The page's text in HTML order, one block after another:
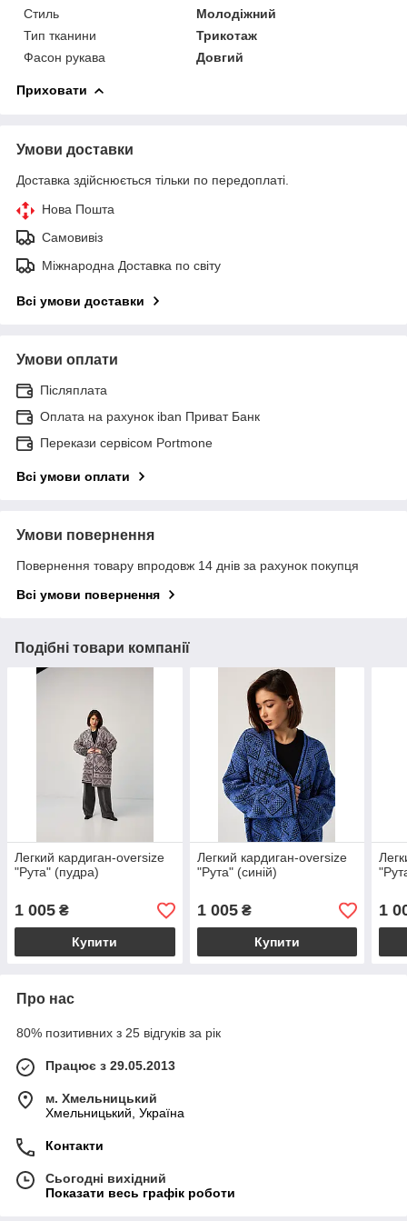
Стиль
Молодіжний
Тип тканини
Трикотаж
Фасон рукава
Довгий
Приховати
Умови доставки
Доставка здійснюється тільки по передоплаті.
Нова Пошта
Самовивіз
Міжнародна Доставка по світу
Всі умови доставки
Умови оплати
Післяплата
Оплата на рахунок iban Приват Банк
Перекази сервісом Portmone
Всі умови оплати
Умови повернення
Повернення товару впродовж 14 днів за рахунок покупця
Всі умови повернення
Подібні товари компанії
Легкий кардиган-oversize
"Рута" (пудра)
1 005 ₴
Купити
Легкий кардиган-oversize
"Рута" (синій)
1 005₴
Купити
1
Про нас
80% позитивних з 25 відгуків за рік
Працює з 29.05.2013
м. Хмельницький
Хмельницький, Україна
Контакти
Сьогодні вихідний
Показати весь графік роботи